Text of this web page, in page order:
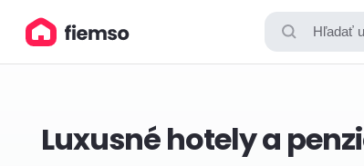
Hľadať
Luxusné hotely a